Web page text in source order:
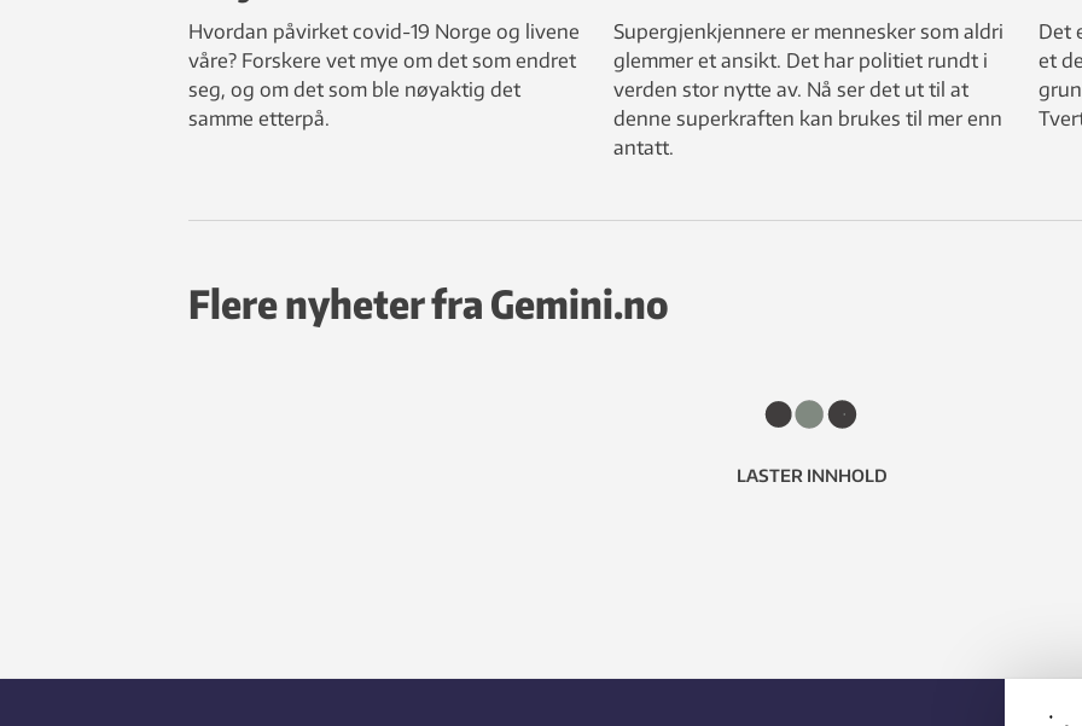
Hvordan påvirket covid-19 Norge og livene
våre? Forskere vet mye om det som endret
seg, og om det som ble nøyaktig det
samme etterpå.
Supergjenkjennere er mennesker som aldri
glemmer et ansikt. Det har politiet rundt i
verden stor nytte av. Nå ser det ut til at
denne superkraften kan brukes til mer enn
antatt.
Det
et
Flere nyheter fra Gemini.no
LASTER INNHOLD